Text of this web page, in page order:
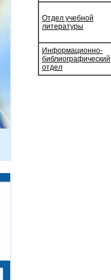
Отдел учебной
литературы
Информационно-
библиографический
отдел